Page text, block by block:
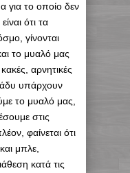
το οποίο δεν
ότι τα
γίνονται
το μυαλό μας
αρνητικές
υπάρχουν
το μυαλό μας,
στις
φαίνεται ότι
μπλε,
κατά τις